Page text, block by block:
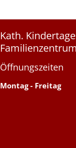
Kath.
Öffnungszeiten
Montag- Freitag